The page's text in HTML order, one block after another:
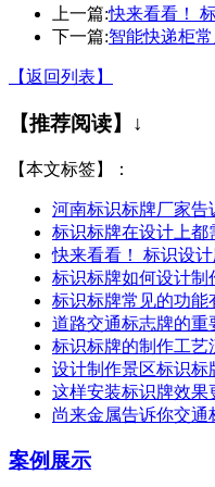
上一篇:快来看看！
下一篇:智能快递柜
【返回列表】
【推荐阅读】↓
【本文标签】：
河南标识标牌厂家告
标识标牌在设计上都
快来看看！ 标识设
标识标牌如何设计制
标识标牌常见的功能
道路交通标志牌的重
标识标牌的制作工艺
设计制作景区标识标
这样安装标识牌效果
尚来金属告诉你交
案例展示